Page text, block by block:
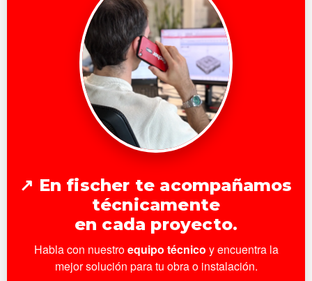
↗ En fischer te acompañamos
técnicamente
en cada proyecto.
Habla con nuestroequipo técnico y encuentra la
mejor solución para tu obra o instalación.